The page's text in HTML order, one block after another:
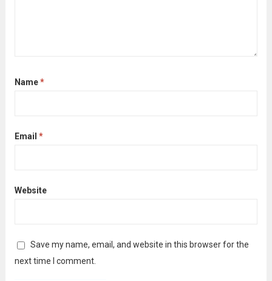
Name*
Email *
Website
Save my name, email, and website in this browser for the
next time I comment.